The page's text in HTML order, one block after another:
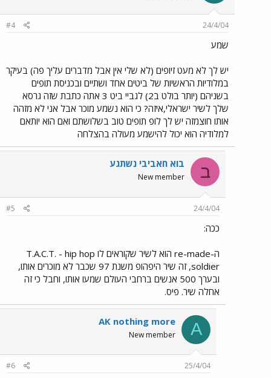
24/4/04
#4
שמע
יש לך לא מעט זיופים (לא שלי אין אבל מדברים עליך פה) בעיקר
במלודיות הראשיות של ביטים אחד ושתיים ובכניסת תופים
בשניהם (יותר בולט ב2) לגביי ביט 3 אתה כתבת שזה גרסא
שלך לשיר ישראלי,איזה? כי הוא נשמע מוכר אבל אני לא מזהה
אותו חוצמזה יש לך לופ תופים טוב בשלושתם ואם הוא יותאם
למלודיה הוא יכול להישמע מעולה בהצלחה
ב בוא חאביבי נשתגע
New member
24/4/04
#5
ככה:
ה-re-made הוא לשיר שקוראים לו T.A.C.T. - hip hop
soldier, זה שיר היפהופ משנת 97 שכבר לא מוכרים אותו,
ובערך 500 אנשים ברחבי העולם שמעו אותו, וחבל כי זה
אחלה שיר. פיס.
A
AK nothing more
New member
25/4/04
#6